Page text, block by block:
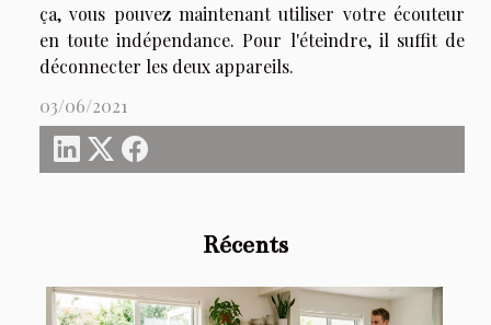
Récents
ça, vous pouvez maintenant utiliser votre écouteur
en toute indépendance. Pour l'éteindre, il suffit de
déconnecter les deux appareils.
03/06/2021